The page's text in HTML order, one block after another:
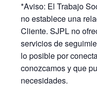
*Aviso: El Trabajo
no establece una
Cliente. SJPL no
servicios de
lo posible por
conozcamos y que
necesidades.